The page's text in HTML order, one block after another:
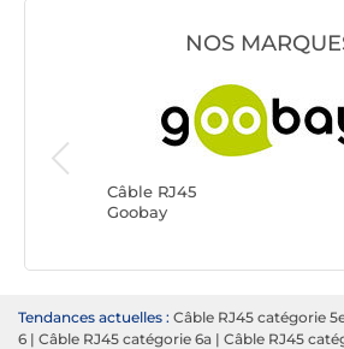
NOS
Câble RJ45
Goobay
Tendances actuelles : Câble RJ45 catégorie
6 | Câble RJ45 catégorie 6a | Câble RJ45